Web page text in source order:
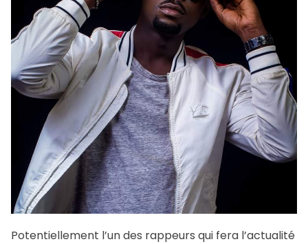
Potentiellement l’un des rappeurs qui fera l’actualité